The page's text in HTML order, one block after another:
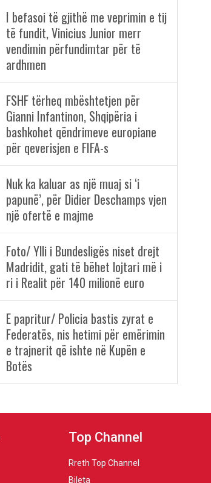
I befasoi të gjithë me veprimin e tij
të fundit, Vinicius Junior merr
vendimin përfundimtar për të
ardhmen
FSHF tërheq mbështetjen për
Gianni Infantinon, Shqipëria i
bashkohet qëndrimeve europiane
për qeverisjen e FIFA-s
Nuk ka kaluar as një muaj si ‘i
papunë’, për Didier Deschamps vjen
një ofertë e majme
Foto/ Ylli i Bundesligës niset drejt
Madridit, gati të bëhet lojtari më i
ri i Realit për 140 milionë euro
E papritur/ Policia bastis zyrat e
Federatës, nis hetimi për emërimin
e trajnerit që ishte në Kupën e
Botës
Top Channel
Rreth Top Channel
Bileta